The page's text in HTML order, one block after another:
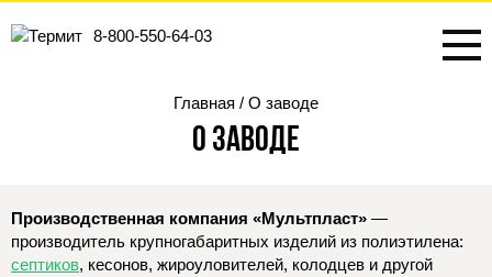
8-800-550-64-03
Главная / О заводе
О заводе
Производственная компания «Мультпласт» —
производитель крупногабаритных изделий из полиэтилена:
септиков, кесонов, жироуловителей, колодцев и другой